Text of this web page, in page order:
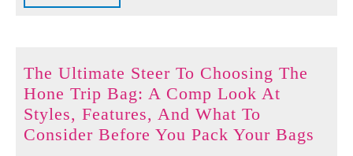
Full
The Ultimate Steer To Choosing The
Hone Trip Bag: A Comp Look At
Styles, Features, And What To
Consider Before You Pack Your Bags